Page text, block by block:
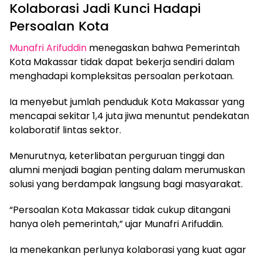
Kolaborasi Jadi Kunci Hadapi
Persoalan Kota
Munafri Arifuddin menegaskan bahwa Pemerintah
Kota Makassar tidak dapat bekerja sendiri dalam
menghadapi kompleksitas persoalan perkotaan.
Ia menyebut jumlah penduduk Kota Makassar yang
mencapai sekitar 1,4 juta jiwa menuntut pendekatan
kolaboratif lintas sektor.
Menurutnya, keterlibatan perguruan tinggi dan
alumni menjadi bagian penting dalam merumuskan
solusi yang berdampak langsung bagi masyarakat.
“Persoalan Kota Makassar tidak cukup ditangani
hanya oleh pemerintah,” ujar Munafri Arifuddin.
Ia menekankan perlunya kolaborasi yang kuat agar